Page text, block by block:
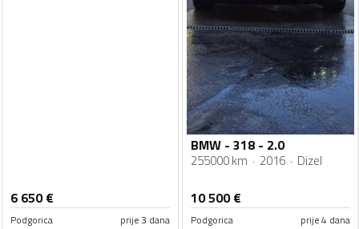
6 650€
Podgorica prije 3 dana
BMW - 318 - 2.0
255000 km 2016 Dizel
10 500€
Podgorica prije 4 dana